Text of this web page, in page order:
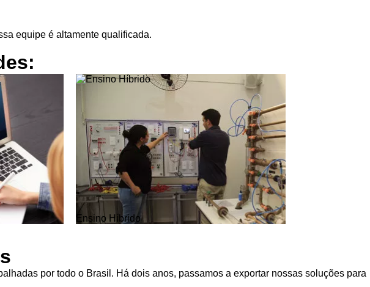
equipe é altamente qualificada.
Ensino Híbrido
por todo o Brasil. Há dois anos, passamos a exportar nossas soluções para